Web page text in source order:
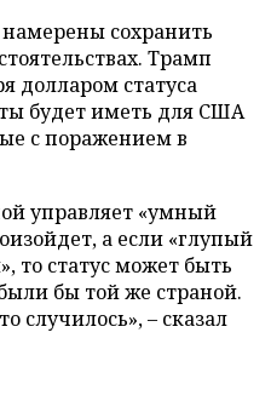
сохранить
Трамп
долларом статуса
будет иметь для США
с поражением в
управляет «умный
а если «глупый
то статус может быть
бы той же страной.
случилось», – сказал